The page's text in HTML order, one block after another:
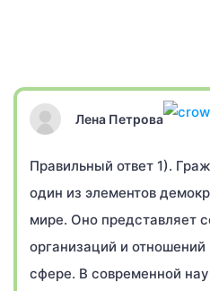
Лена Петрова
Правильный ответ 1).
один из элементов
мире. Оно представляет
организаций и отношений
сфере. В современной